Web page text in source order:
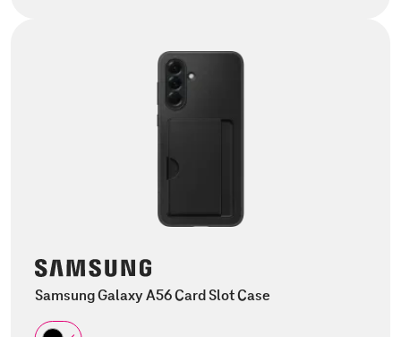
Samsung Galaxy A56 Card Slot Case